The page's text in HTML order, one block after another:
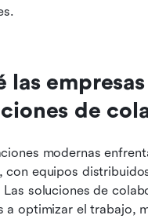
las
de
modernas
con equipos
Las soluciones de
a optimizar el trabajo,